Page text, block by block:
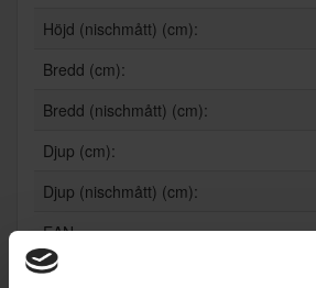
Höjd (nischmått) (cm):
Bredd (cm):
Bredd (nischmått) (cm):
Djup (cm):
Djup (nischmått) (cm):
EAN
Allmän information